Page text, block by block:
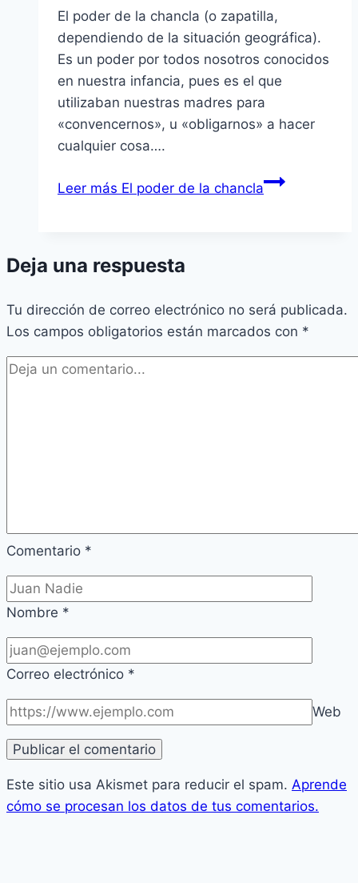
El poder de la chancla (o zapatilla,
dependiendo de la situación geográfica).
Es un poder por todos nosotros conocidos
en nuestra infancia, pues es el que
utilizaban nuestras madres para
«convencernos», u «obligarnos» a hacer
cualquier cosa….
Leer más El poder de la chancla
Deja una respuesta
Tu dirección de correo electrónico no será publicada.
Los campos obligatorios están marcados con *
Comentario *
Nombre *
Correo electrónico *
Web
Este sitio usa Akismet para reducir el spam. Aprende
cómo se procesan los datos de tus comentarios.